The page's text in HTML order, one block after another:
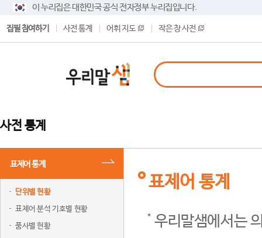
이 누리집은 대한민국 공식 전자정부 누리집입니다.
집필 참여하기 사전 통계 어휘 지도 작은 창 사전
사전 통계
표제어 통계
단위별 현황
표제어 분석 기호별 현황
품사별 현황
표제어 통계
우리말샘에서는